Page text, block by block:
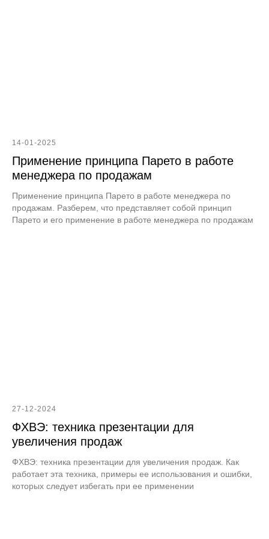
14-01-2025
Применение принципа Парето в работе
менеджера по продажам
Применение принципа Парето в работе менеджера по
продажам. Разберем, что представляет собой принцип
Парето и его применение в работе менеджера по продажам
27-12-2024
ФХВЭ: техника презентации для
увеличения продаж
ФХВЭ: техника презентации для увеличения продаж. Как
работает эта техника, примеры ее использования и ошибки,
которых следует избегать при ее применении